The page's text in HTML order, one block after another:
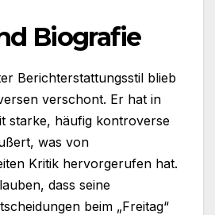
Biografie
Berichterstattungsstil blieb
verschont. Er hat in
starke, häufig kontroverse
was von
Kritik hervorgerufen hat.
dass seine
beim „Freitag“